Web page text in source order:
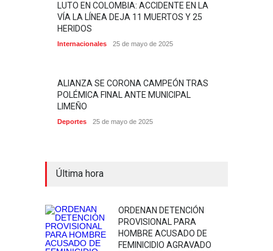
LUTO EN COLOMBIA: ACCIDENTE EN LA
VÍA LA LÍNEA DEJA 11 MUERTOS Y 25
HERIDOS
Internacionales 25 de mayo de 2025
ALIANZA SE CORONA CAMPEÓN TRAS
POLÉMICA FINAL ANTE MUNICIPAL
LIMEÑO
Deportes 25 de mayo de 2025
Última hora
ORDENAN DETENCIÓN
PROVISIONAL PARA
HOMBRE ACUSADO DE
FEMINICIDIO AGRAVADO